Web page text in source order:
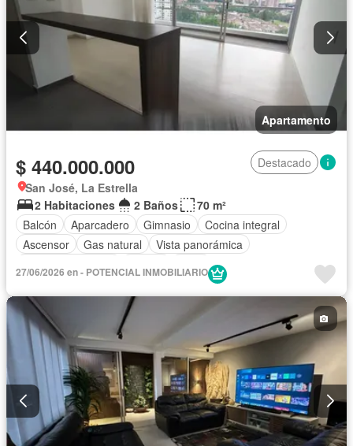
Apartamento
$ 440.000.000
Destacado
San José, La Estrella
2 Habitaciones
2 Baños
70 m²
Balcón
Aparcadero Gimnasio
Cocina integral
Ascensor
Gas natural
Vista panorámica
27/06/2026 en - POTENCIAL INMOBILIARIO